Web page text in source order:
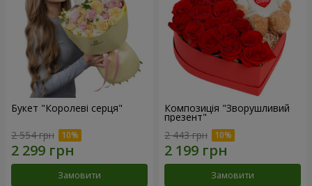
Букет "Королеві серця"
2 554 грн
Замовити
Композиція "Зворушливий
презент"
2 443 грн
Замовити